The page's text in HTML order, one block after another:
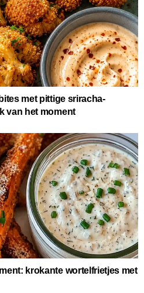
met pittige sriracha-
van het moment
krokante wortelfrietjes met